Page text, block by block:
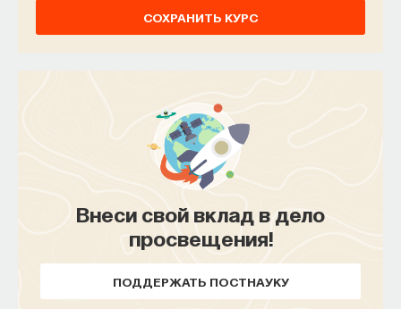
СОХРАНИТЬ КУРС
Внеси свой вклад в дело
просвещения!
ПОДДЕРЖАТЬ ПОСТНАУКУ